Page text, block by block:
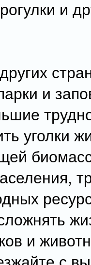
и
и
уголки
и